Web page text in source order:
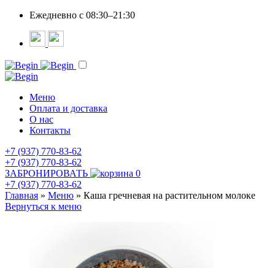
Ежедневно c 08:30–21:30
Меню
Оплата и доставка
О нас
Контакты
+7 (937) 770-83-62
+7 (937) 770-83-62
ЗАБРОНИРОВАТЬ
0
+7 (937) 770-83-62
Главная » Меню » Каша гречневая на растительном молоке
Вернуться к меню